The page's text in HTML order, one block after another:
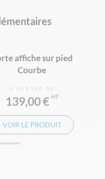
affiche sur pied
Courbe
À PARTIR DE
139,00 €
VOIR LE PRODUIT